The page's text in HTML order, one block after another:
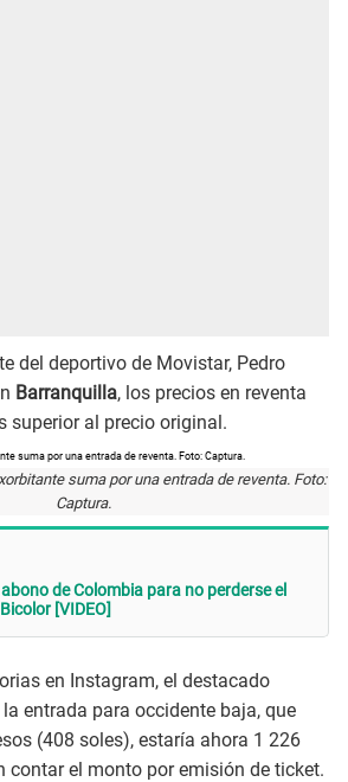
del deportivo de Movistar, Pedro
Barranquilla, los precios en reventa
superior al precio original.
suma por una entrada de reventa. Foto:
Captura.
de Colombia para no perderse el
[VIDEO]
en Instagram, el destacado
entrada para occidente baja, que
(408 soles), estaría ahora 1 226
contar el monto por emisión de ticket.